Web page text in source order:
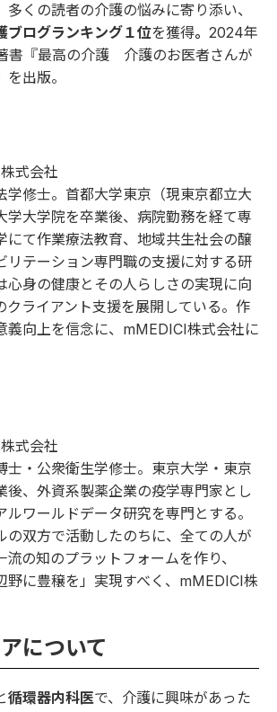
多くの読者の介護の悩みに寄り添い、
ブログランキング１位を獲得。 2024年
書『最高の介護 介護のお医者さんが
を出版。
式会社
学修士。首都大学東京（現東京都立大
学大学院を卒業後、病院勤務を経て専
にて作業療法教育、地域共生社会の醸
リテーション専門職の支援に対する研
心身の健康とその人らしさの実現に向
クライアント支援を展開している。作
義向上を信念に、mMEDICI株式会社に
式会社
士・公衆衛生学修士。東京大学・東京
後、外資系製薬企業の疫学専門家とし
ルワールドデータ研究を専門とする。
の双方で活動したのちに、全ての人が
の知のプラットフォームを作り、
野に豊穣を」実現すべく、mMEDICI株
について
循環器内科医で、介護に興味があった